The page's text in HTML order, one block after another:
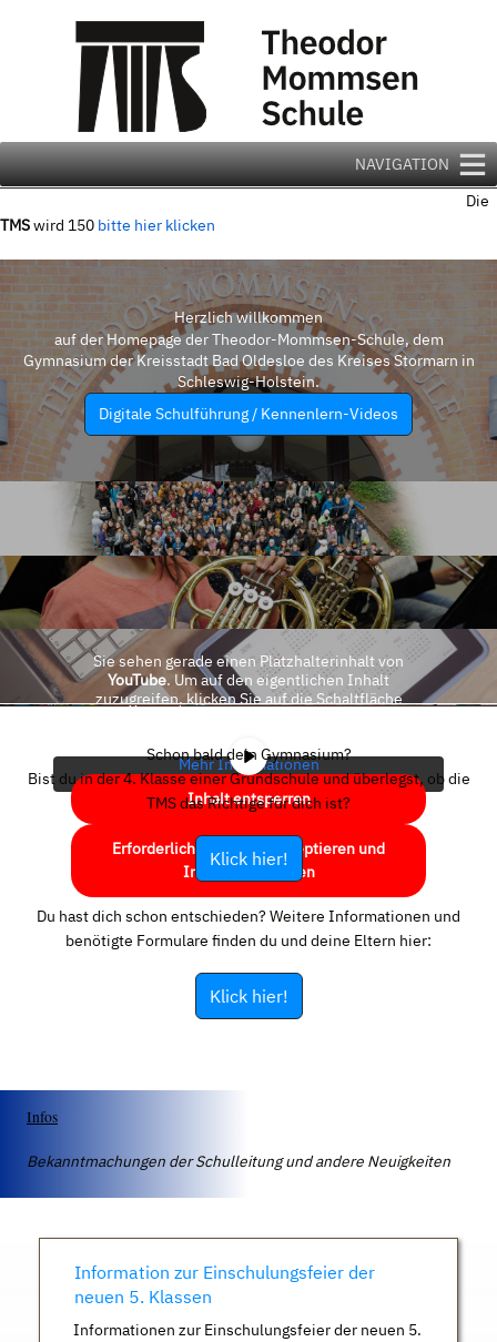
NAVIGATION
Die
TMSwird 150 bitte hier klicken
Herzlich willkommen
auf der Homepage der Theodor-Mommsen-Schule, dem
Gymnasium der Kreisstadt Bad Oldesloe des Kreises Stormarn in
Schleswig-Holstein.
Digitale Schulführung / Kennenlern-Videos
Sie sehen gerade einen Platzhalterinhalt von
YouTube. Um auf den eigentlichen Inhalt
zuzugreifen, klicken Sie auf die Schaltfläche
Mehr Informationen
Inhalt entsperren
Erforderlichen Service akzeptieren und
Inhalte entsperren
Schon bald dein Gymnasium?
Bist du in der 4. Klasse einer Grundschule und überlegst, ob die
TMS das Richtige für dich ist?
Klick hier!
Du hast dich schon entschieden? Weitere Informationen und
benötigte Formulare finden du und deine Eltern hier:
Klick hier!
Infos
Bekanntmachungen der Schulleitung und andere Neuigkeiten
Information zur Einschulungsfeier der
neuen 5. Klassen
Informationen zur Einschulungsfeier der neuen 5.